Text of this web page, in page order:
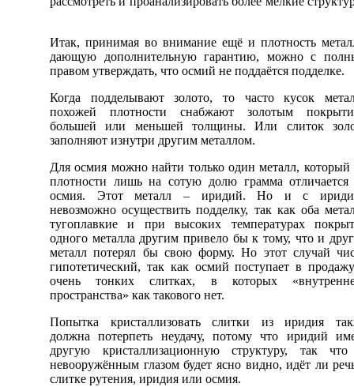
Итак, принимая во внимание ещё и плотность
дающую дополнительную гарантию, можно с
правом утверждать, что осмий не поддаётся подделке.
Когда подделывают золото, то часто кусок
похожей плотности снабжают золотым
большей или меньшей толщины. Или слиток
заполняют изнутри другим металлом.
Для осмия можно найти только один металл, который
плотности лишь на сотую долю грамма отличается
осмия. Этот металл – иридий. Но и с
невозможно осуществить подделку, так как оба
тугоплавкие и при высоких температурах
одного металла другим привело бы к тому, что и
металл потерял бы свою форму. Но этот случай
гипотетический, так как осмий поступает в
очень тонких слитках, в которых
пространства» как такового нет.
Попытка кристаллизовать слитки из иридия
должна потерпеть неудачу, потому что иридий
другую кристаллизационную структуру, так
невооружённым глазом будет ясно видно, идёт ли
слитке рутения, иридия или осмия.